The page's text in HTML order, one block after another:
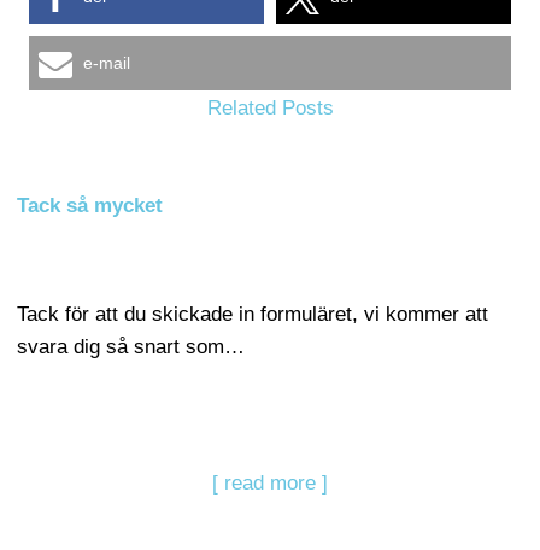
e-mail
Related Posts
Tack så mycket
Tack för att du skickade in formuläret, vi kommer att
svara dig så snart som…
[ read more ]